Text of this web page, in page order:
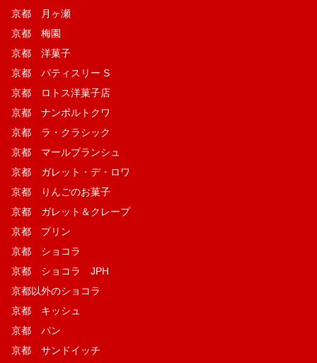
京都 月ヶ瀬
京都 梅園
京都 洋菓子
京都 パティスリー S
京都 ロトス洋菓子店
京都 ナンポルトクワ
京都 ラ・クラシック
京都 マールブランシュ
京都 ガレット・デ・ロワ
京都 りんごのお菓子
京都 ガレット＆クレープ
京都 プリン
京都 ショコラ
京都 ショコラ JPH
京都以外のショコラ
京都 キッシュ
京都 パン
京都 サンドイッチ